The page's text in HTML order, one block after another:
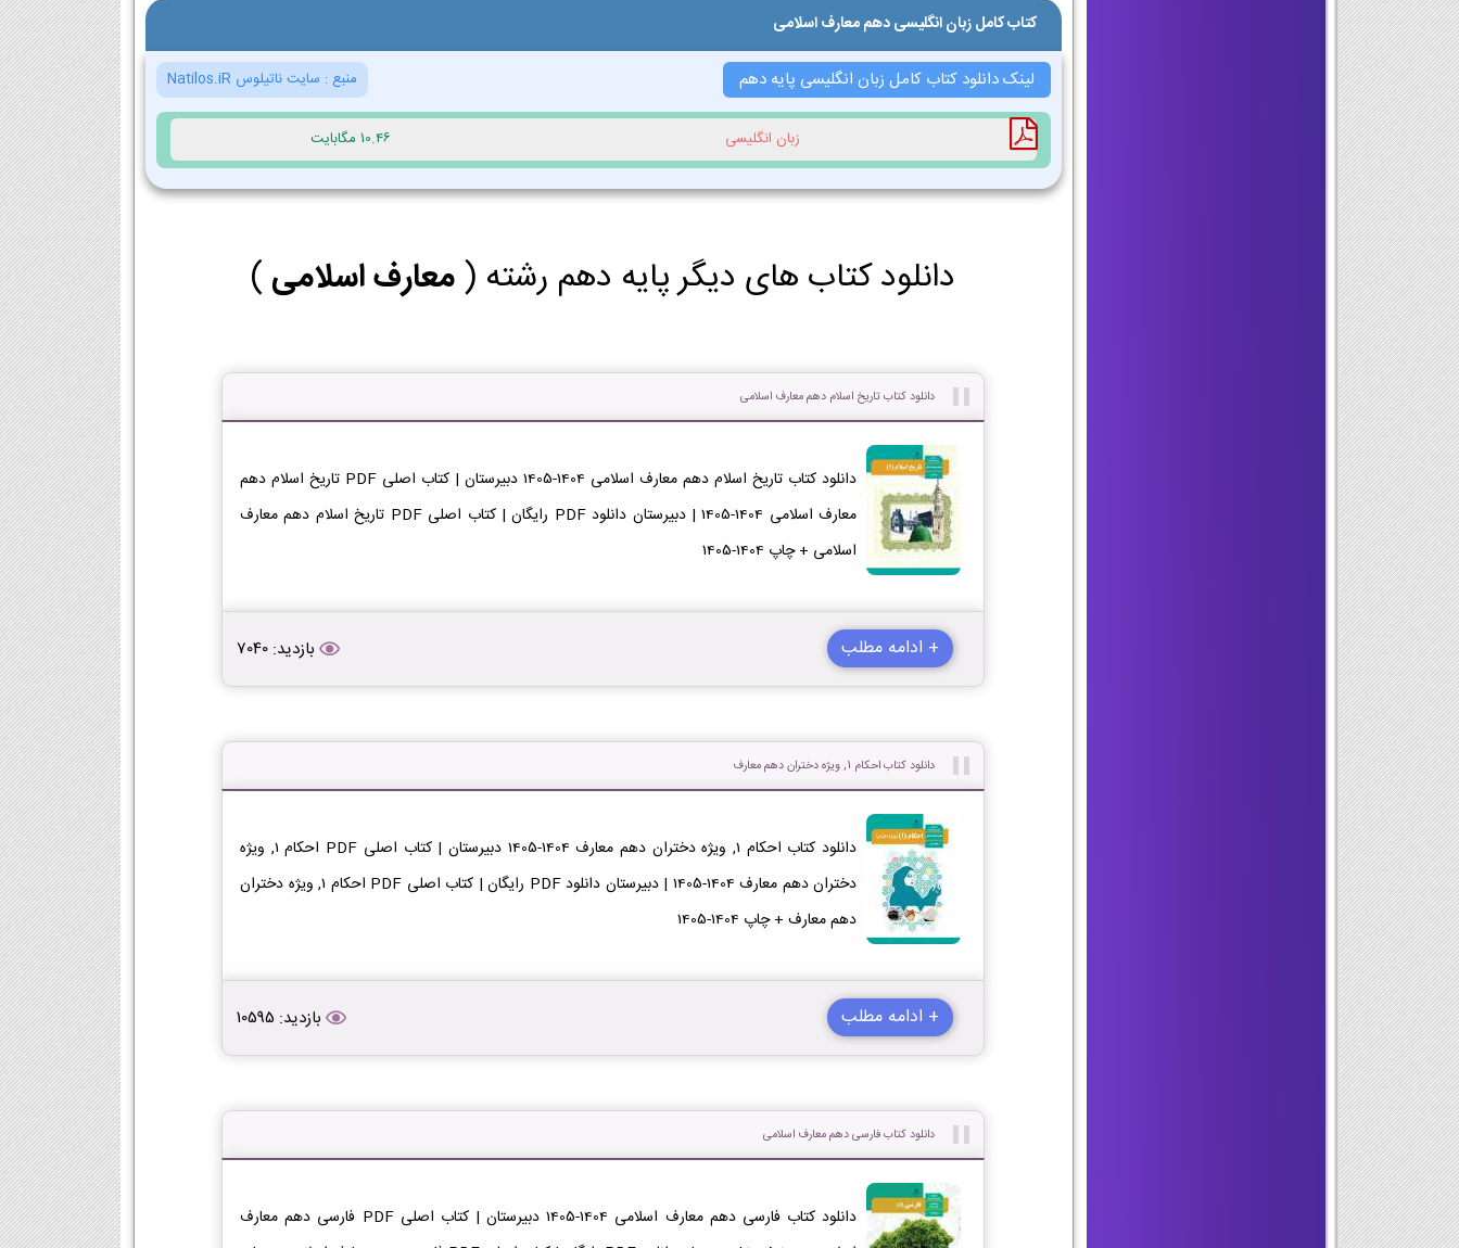
کتاب کامل زبان انگلیسی دهم معارف اسلامی
لینک دانلود کتاب کامل زبان انگلیسی پایه دهم منبع : سایت ناتیلوس Natilos.iR
زبان انگلیسی 10.46 مگابایت
دانلود کتاب های دیگر پایه دهم رشته (معارف اسلامی )
دانلود کتاب تاریخ اسلام دهم معارف اسلامی
دانلود کتاب تاریخ اسلام دهم معارف اسلامی 1404-1405 دبیرستان | کتاب اصلی PDF تاریخ اسلام دهم
معارف اسلامی 1404-1405 | دبیرستان دانلود PDF رایگان | کتاب اصلی PDF تاریخ اسلام دهم معارف
اسلامی + چاپ 1404-1405
+ ادامه مطلب بازدید: 7040
دانلود کتاب احکام 1, ویژه دختران دهم معارف
دانلود کتاب احکام 1, ویژه دختران دهم معارف 1404-1405 دبیرستان | کتاب اصلی PDF احکام 1, ویژه
دختران دهم معارف 1404-1405 | دبیرستان دانلود PDF رایگان | کتاب اصلی PDF احکام 1, ویژه دختران
دهم معارف + چاپ 1404-1405
+ ادامه مطلب بازدید: 10595
دانلود کتاب فارسی دهم معارف اسلامی
دانلود کتاب فارسی دهم معارف اسلامی 1404-1405 دبیرستان | کتاب اصلی PDF فارسی دهم معارف